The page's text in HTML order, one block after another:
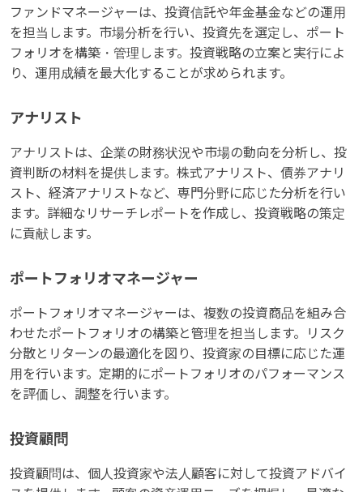
ファンドマネージャーは、投資信託や年金基金などの運用
を担当します。市場分析を行い、投資先を選定し、ポート
フォリオを構築・管理します。投資戦略の立案と実行によ
り、運用成績を最大化することが求められます。
アナリスト
アナリストは、企業の財務状況や市場の動向を分析し、投
資判断の材料を提供します。株式アナリスト、債券アナリ
スト、経済アナリストなど、専門分野に応じた分析を行い
ます。詳細なリサーチレポートを作成し、投資戦略の策定
に貢献します。
ポートフォリオマネージャー
ポートフォリオマネージャーは、複数の投資商品を組み合
わせたポートフォリオの構築と管理を担当します。リスク
分散とリターンの最適化を図り、投資家の目標に応じた運
用を行います。定期的にポートフォリオのパフォーマンス
を評価し、調整を行います。
投資顧問
投資顧問は、個人投資家や法人顧客に対して投資アドバイ